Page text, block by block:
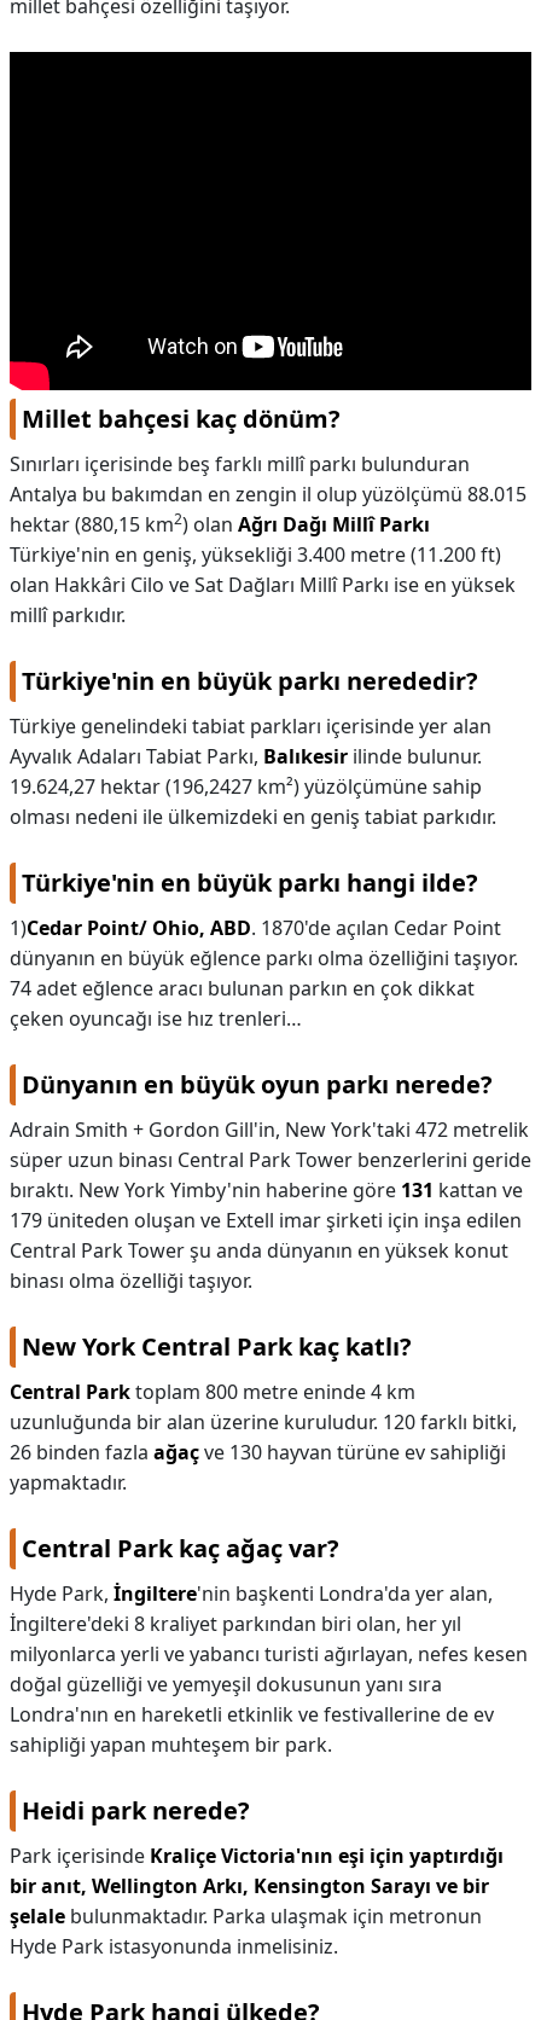
millet bahçesi özelliğini taşıyor.
Millet bahçesi kaç dönüm?
Sınırları içerisinde beş farklı millî parkı bulunduran
Antalya bu bakımdan en zengin il olup yüzölçümü 88.015
hektar (880,15 km2) olan Ağrı Dağı Millî Parkı
Türkiye'nin en geniş, yüksekliği 3.400 metre (11.200 ft)
olan Hakkâri Cilo ve Sat Dağları Millî Parkı ise en yüksek
millî parkıdır.
Türkiye'nin en büyük parkı nerededir?
Türkiye genelindeki tabiat parkları içerisinde yer alan
Ayvalık Adaları Tabiat Parkı, Balıkesir ilinde bulunur.
19.624,27 hektar (196,2427 km²) yüzölçümüne sahip
olması nedeni ile ülkemizdeki en geniş tabiat parkıdır.
Türkiye'nin en büyük parkı hangi ilde?
1)Cedar Point/ Ohio, ABD. 1870'de açılan Cedar Point
dünyanın en büyük eğlence parkı olma özelliğini taşıyor.
74 adet eğlence aracı bulunan parkın en çok dikkat
çeken oyuncağı ise hız trenleri…
Dünyanın en büyük oyun parkı nerede?
Adrain Smith + Gordon Gill'in, New York'taki 472 metrelik
süper uzun binası Central Park Tower benzerlerini geride
bıraktı. New York Yimby'nin haberine göre 131 kattan ve
179 üniteden oluşan ve Extell imar şirketi için inşa edilen
Central Park Tower şu anda dünyanın en yüksek konut
binası olma özelliği taşıyor.
New York Central Park kaç katlı?
Central Parktoplam 800 metre eninde 4 km
uzunluğunda bir alan üzerine kuruludur. 120 farklı bitki,
26 binden fazla ağaçve 130 hayvan türüne ev sahipliği
yapmaktadır.
Central Park kaç ağaç var?
Hyde Park, İngiltere'nin başkenti Londra'da yer alan,
İngiltere'deki 8 kraliyet parkından biri olan, her yıl
milyonlarca yerli ve yabancı turisti ağırlayan, nefes kesen
doğal güzelliği ve yemyeşil dokusunun yanı sıra
Londra'nın en hareketli etkinlik ve festivallerine de ev
sahipliği yapan muhteşem bir park.
Heidi park nerede?
Park içerisinde Kraliçe Victoria'nın eşi için yaptırdığı
bir anıt, Wellington Arkı, Kensington Sarayı ve bir
şelale bulunmaktadır. Parka ulaşmak için metronun
Hyde Park istasyonunda inmelisiniz.
Hyde Park hangi ülkede?